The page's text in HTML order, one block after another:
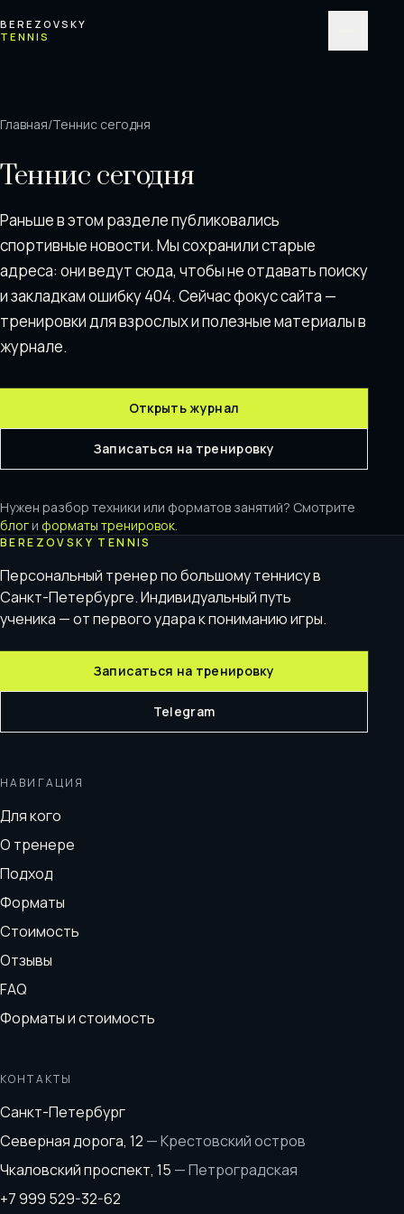
BEREZOVSKY
TENNIS
Главная/Теннис сегодня
Теннис сегодня
Раньше в этом разделе публиковались
спортивные новости. Мы сохранили старые
адреса: они ведут сюда, чтобы не отдавать поискy
и закладкам ошибку 404. Сейчас фокус сайта —
тренировки для взрослых и полезные материалы в
журнале.
Открыть журнал
Записаться на тренировку
Нужен разбор техники или форматов занятий? Смотрите
блог и форматы тренировок.
BEREZOVSKY TENNIS
Персональный тренер по большому теннису в
Санкт-Петербурге. Индивидуальный путь
ученика — от первого удара к пониманию игры.
Записаться на тренировку
Telegram
НАВИГАЦИЯ
Для кого
О тренере
Подход
Форматы
Стоимость
Отзывы
FAQ
Форматы и стоимость
КОНТАКТЫ
Санкт-Петербург
Северная дорога, 12 —Крестовский остров
Чкаловский проспект, 15 —Петроградская
+7 999 529-32-62